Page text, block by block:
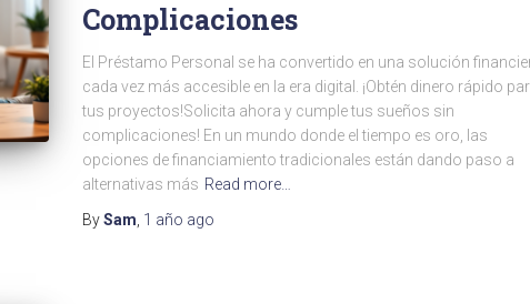
Complicaciones
El Préstamo Personal se ha convertido en una solución
cada vez más accesible en la era digital. ¡Obtén dinero rápido
tus proyectos!Solicita ahora y cumple tus sueños sin
complicaciones! En un mundo donde el tiempo es oro, las
opciones de financiamiento tradicionales están dando paso a
alternativas más Read more…
BySam 1 año ago